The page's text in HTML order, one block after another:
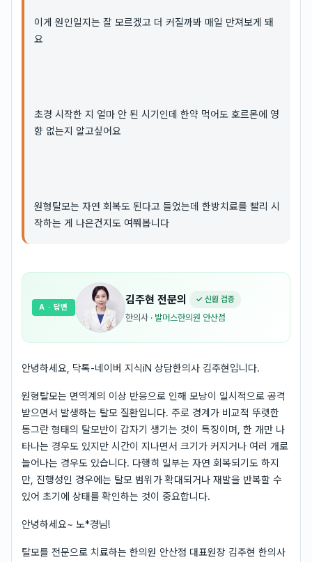
이게 원인일지는 잘 모르겠고 더 커질까봐 매일 만져보게 돼
요
초경 시작한 지 얼마 안 된 시기인데 한약 먹어도 호르몬에 영
향 없는지 알고싶어요
원형탈모는 자연 회복도 된다고 들었는데 한방치료를 빨리 시
작하는 게 나은건지도 여쭤봅니다
김주현 전문의 ✓ 신원 검증
한의사 · 발머스한의원 안산점
A · 답변
안녕하세요, 닥톡-네이버 지식iN 상담한의사 김주현입니다.
원형탈모는 면역계의 이상 반응으로 인해 모낭이 일시적으로 공격
받으면서 발생하는 탈모 질환입니다. 주로 경계가 비교적 뚜렷한
동그란 형태의 탈모반이 갑자기 생기는 것이 특징이며, 한 개만 나
타나는 경우도 있지만 시간이 지나면서 크기가 커지거나 여러 개로
늘어나는 경우도 있습니다. 다행히 일부는 자연 회복되기도 하지
만, 진행성인 경우에는 탈모 범위가 확대되거나 재발을 반복할 수
있어 초기에 상태를 확인하는 것이 중요합니다.
안녕하세요~ 노*경님!
탈모를 전문으로 치료하는 한의원 안산점 대표원장 김주현 한의사